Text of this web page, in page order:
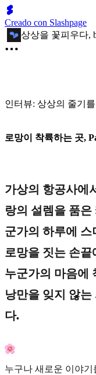
Creado con Slashpage
상상을 꽃피우다,
인터뷰: 상상의 줄기
로망이 착륙하는 곳,
가상의 항공사에
랑의 설렘을 품
군가의 하루에
로망을 짓는 손
누군가의 마음에
낭만을 잊지 않
다.
누구나 새로운 이야